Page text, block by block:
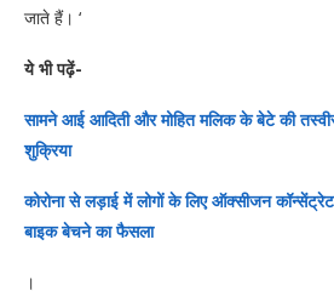
जाते हैं। ‘
ये भी पढ़ें-
सामने आई आदिती और मोहित मलिक के बेटे की
शुक्रिया
कोरोना से लड़ाई में लोगों के लिए ऑक्सीजन
बाइक बेचने का फैसला
।